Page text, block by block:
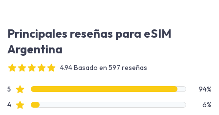
Principales reseñas para eSIM
Argentina
4.94 Basado en 597 reseñas
Datos de reseñas
5reseñas de estrellas
94%
4reseñas de estrellas
6%